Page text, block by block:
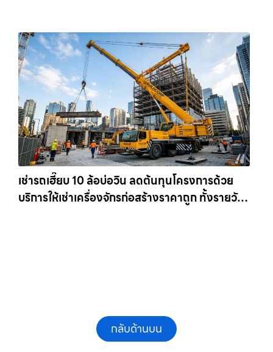
เช่ารถเฮี๊ยบ 10 ล้อบ่อวิน ลดต้นทุนโครงการด้วย
บริการให้เช่าเครื่องจักรก่อสร้างราคาถูก ทั้งรายวัน
กลับด้านบน